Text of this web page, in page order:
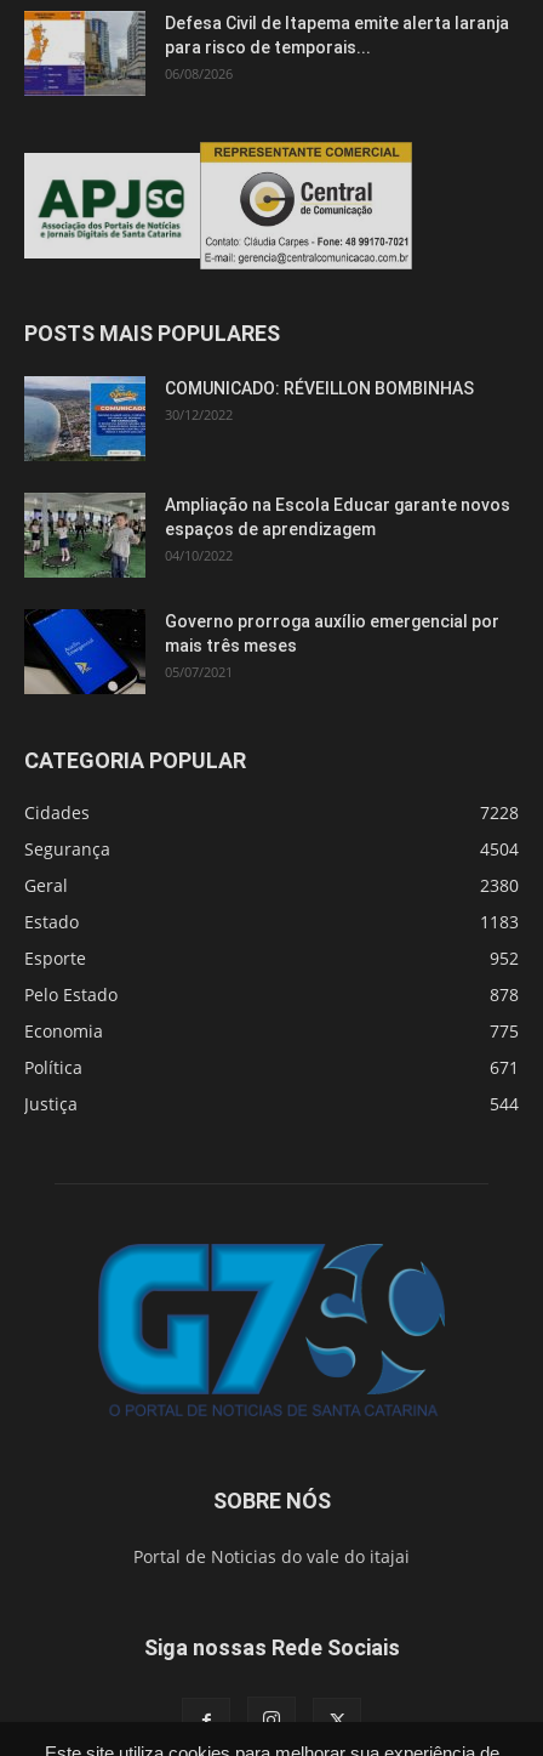
Defesa Civil de Itapema emite alerta laranja
para risco de temporais...
06/08/2026
POSTS MAIS POPULARES
COMUNICADO: RÉVEILLON BOMBINHAS
30/12/2022
Ampliação na Escola Educar garante novos
espaços de aprendizagem
04/10/2022
Governo prorroga auxílio emergencial por
mais três meses
05/07/2021
CATEGORIA POPULAR
Cidades
7228
Segurança
4504
Geral
2380
Estado
1183
Esporte
952
Pelo Estado
878
Economia
775
Política
671
Justiça
544
SOBRE NÓS
Portal de Noticias do vale do itajai
Siga nossas Rede Sociais